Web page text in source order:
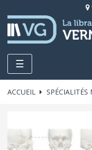
Toggle
navigation
☰
ACCUEIL SPÉCIALITÉS